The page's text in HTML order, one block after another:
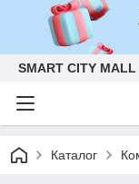
SMART CITY MALL
Каталог